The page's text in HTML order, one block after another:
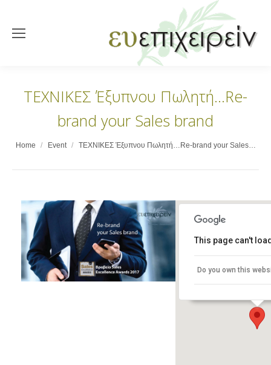
ΤΕΧΝΙΚΕΣ Έξυπνου Πωλητή…Re-
brand your Sales brand
You are here:
Home Event ΤΕΧΝΙΚΕΣ Έξυπνου Πωλητή…Re-brand your Sales…
DIVANI PALACE
ΠΑΡΘΕΝΩΝΟΣ 19-25
Events
This page can't
Do you own this